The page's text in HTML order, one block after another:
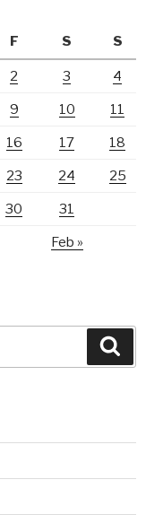
F S S
2 3 4
9 10 11
16 17 18
23 24 25
30 31
Feb »